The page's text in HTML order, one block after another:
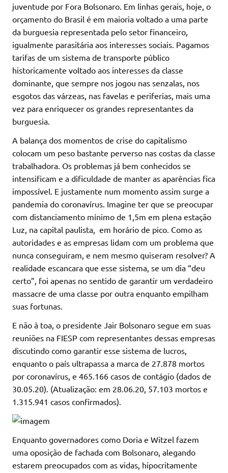
juventude por Fora Bolsonaro. Em linhas gerais, hoje, o
orçamento do Brasil é em maioria voltado a uma parte
da burguesia representada pelo setor financeiro,
igualmente parasitária aos interesses sociais. Pagamos
tarifas de um sistema de transporte público
historicamente voltado aos interesses da classe
dominante, que sempre nos jogou nas senzalas, nos
esgotos das várzeas, nas favelas e periferias, mais uma
vez para enriquecer os grandes representantes da
burguesia.
A balança dos momentos de crise do capitalismo
colocam um peso bastante perverso nas costas da classe
trabalhadora. Os problemas já bem conhecidos se
intensificam e a dificuldade de manter as aparências fica
impossível. E justamente num momento assim surge a
pandemia do coronavírus. Imagine ter que se preocupar
com distanciamento mínimo de 1,5m em plena estação
Luz, na capital paulista, em horário de pico. Como as
autoridades e as empresas lidam com um problema que
nunca conseguiram, e nem mesmo quiseram resolver? A
realidade escancara que esse sistema, se um dia “deu
certo”, foi apenas no sentido de garantir um verdadeiro
massacre de uma classe por outra enquanto empilham
suas fortunas.
E não à toa, o presidente Jair Bolsonaro segue em suas
reuniões na FIESP com representantes dessas empresas
discutindo como garantir esse sistema de lucros,
enquanto o país ultrapassa a marca de 27.878 mortos
por coronavírus, e 465.166 casos de contágio (dados de
30.05.20). (Atualização: em 28.06.20, 57.103 mortos e
1.315.941 casos confirmados).
Enquanto governadores como Doria e Witzel fazem
uma oposição de fachada com Bolsonaro, alegando
estarem preocupados com as vidas, hipocritamente